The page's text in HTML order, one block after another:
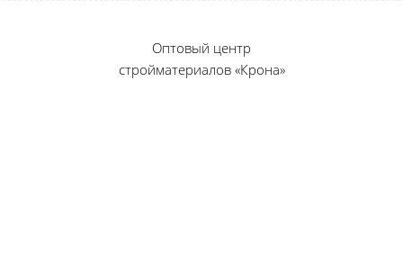
Оптовый центр
стройматериалов «Крона»